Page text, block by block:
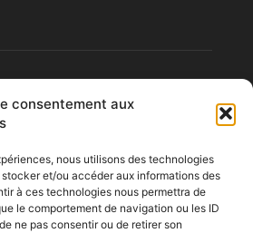
consentement aux
nous utilisons des technologies
et/ou accéder aux informations des
à ces technologies nous permettra de
le comportement de navigation ou les ID
ne pas consentir ou de retirer son
À PROPOS